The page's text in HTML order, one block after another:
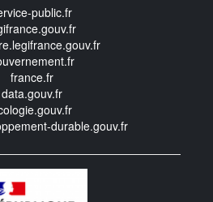
public.fr
france.fr
data.gouv.fr
durable.gouv.fr